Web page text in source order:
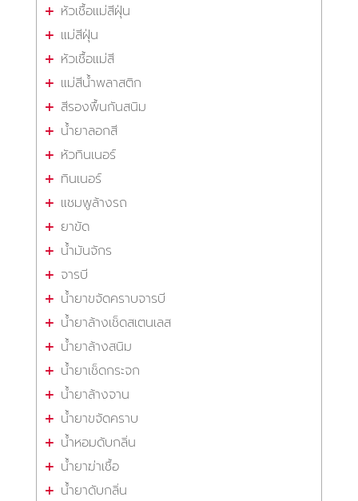
หัวเชื้อแม่สีฝุ่น
แม่สีฝุ่น
หัวเชื้อแม่สี
แม่สีน้ำพลาสติก
สีรองพื้นกันสนิม
น้ำยาลอกสี
หัวทินเนอร์
ทินเนอร์
แชมพูล้างรถ
ยาขัด
น้ำมันจักร
จารบี
น้ำยาขจัดคราบจารบี
น้ำยาล้างเช็ดสเตนเลส
น้ำยาล้างสนิม
น้ำยาเช็ดกระจก
น้ำยาล้างจาน
น้ำยาขจัดคราบ
น้ำหอมดับกลิ่น
น้ำยาฆ่าเชื้อ
น้ำยาดับกลิ่น